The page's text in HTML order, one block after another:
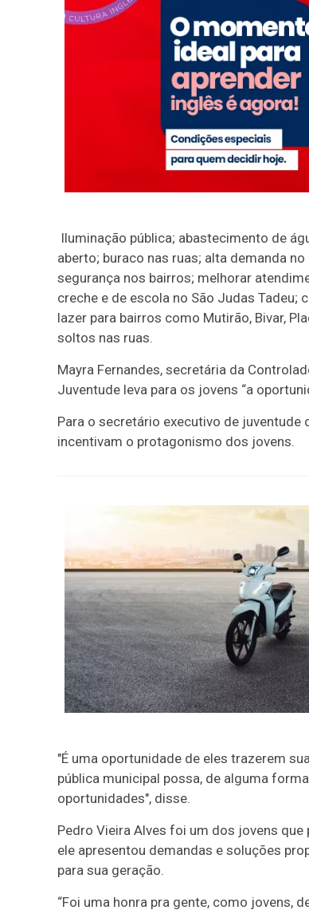
Iluminação pública; abastecimento de
aberto; buraco nas ruas; alta demanda
segurança nos bairros; melhorar
creche e de escola no São Judas
lazer para bairros como Mutirão, Bivar,
soltos nas ruas.
Mayra Fernandes, secretária da
Juventude leva para os jovens “a
Para o secretário executivo de
incentivam o protagonismo dos jovens.
"É uma oportunidade de eles trazerem
pública municipal possa, de alguma
oportunidades", disse.
Pedro Vieira Alves foi um dos jovens
ele apresentou demandas e soluções
para sua geração.
“Foi uma honra pra gente, como jovens,